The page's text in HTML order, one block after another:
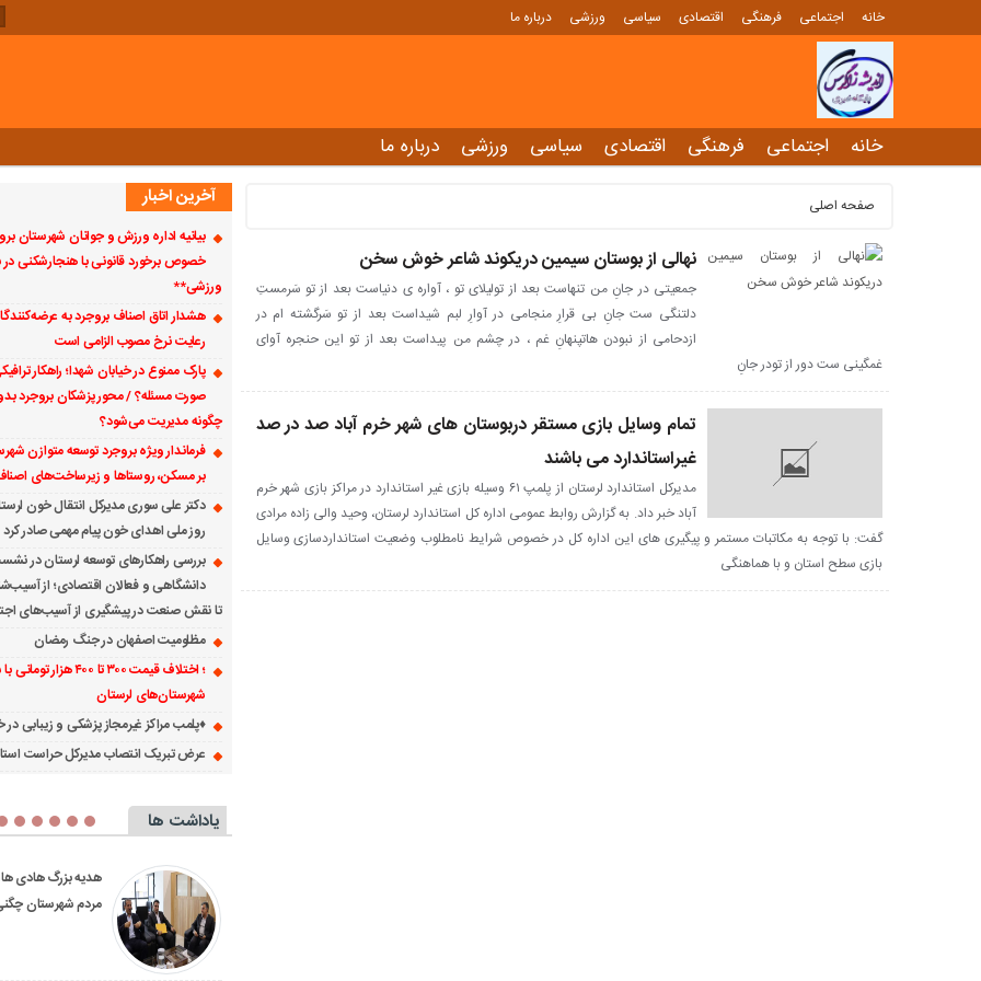
خانه اجتماعی فرهنگی اقتصادی سیاسی ورزشی درباره ما
خانه اجتماعی فرهنگی اقتصادی سیاسی ورزشی درباره ما
صفحه اصلی
نهالی از بوستان سیمین دریکوند شاعر خوش سخن
جمعیتی در جانِ من تنهاست بعد از تولیلای تو ، آواره ی دنیاست بعد از تو سَرمستِ
دلتنگی ست جانِ بی قرارِ منجامی در آوارِ لبم شیداست بعد از تو سَرگشته ام در
ازدحامی از نبودن هاتپنهانِ غم ، در چشم من پیداست بعد از تو این حنجره آوای
غمگینی ست دور از تودر جانِ
تمام وسایل بازی مستقر دربوستان های شهر خرم آباد صد در صد
غیراستاندارد می باشند
مدیرکل استاندارد لرستان از پلمپ ۶۱ وسیله بازی غیر استاندارد در مراکز بازی شهر خرم
آباد خبر داد. به گزارش روابط عمومی اداره کل استاندارد لرستان، وحید والی زاده مرادی
گفت: با توجه به مکاتبات مستمر و پیگیری های این اداره کل در خصوص شرایط نامطلوب وضعیت استانداردسازی وسایل
بازی سطح استان و با هماهنگی
آخرین اخبار
بیانیه اداره ورزش و جوانان شهرستان
خصوص برخورد قانونی با هنجارشکنی در
ورزشی**
هشدار اتاق اصناف بروجرد به
رعایت نرخ مصوب الزامی است
پارک ممنوع در خیابان شهدا؛ راهکار
صورت مسئله؟ / محور پزشکان بروجرد
چگونه مدیریت می‌شود؟
فرماندار ویژه بروجرد توسعه متوازن
بر مسکن، روستاها و زیرساخت‌های
دکتر علی سوری مدیرکل انتقال خون
روز ملی اهدای خون پیام مهمی صادر کرد
بررسی راهکارهای توسعه لرستان در
دانشگاهی و فعالان اقتصادی؛ از
تا نقش صنعت در پیشگیری از آسیب‌های
مظلومیت اصفهان در جنگ رمضان
؛ اختلاف قیمت ۳۰۰ تا ۴۰۰ هزار
شهرستان‌های لرستان
♦️پلمب مراکز غیرمجاز پزشکی و زیبابی در
عرض تبریک انتصاب مدیرکل حراست
یاداشت ها
پیگیری جدی دستگاه قضا در
پرونده مرگ ورزشکار در بروجرد؛